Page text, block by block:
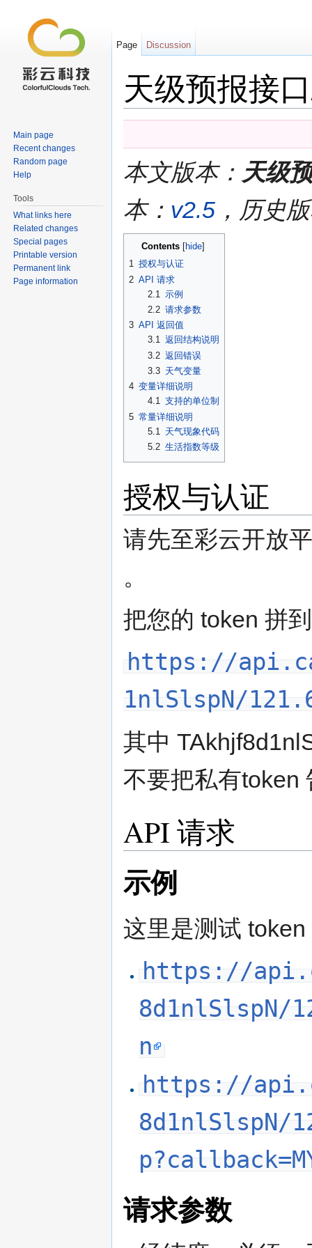
天级预报接
本文版本： 天级
本： v2.5 ，历史
Contents[ hide]
1 授权与认证
2 API 请求
2.1 示例
2.2 请求参数
3 API 返回值
3.1 返回结构说明
3.2 返回错误
3.3 天气变量
4 变量详细说明
4.1 支持的单位制
5 常量详细说明
5.1
天气现象代码
5.2 生活指数等级
授权与认证
请先至彩云开放
。
把您的 token 拼
https://
1nlSlspN/
其中
不要把私有token
API 请求
示例
这里是测试
https://
8d1nlSlspN/
n
https://
8d1nlSlspN/
请求参数
Page Discussion
Main page
Recent changes
Random page
Help
Tools
What links here
Related changes
Special pages
Printable version
Permanent link
Page information